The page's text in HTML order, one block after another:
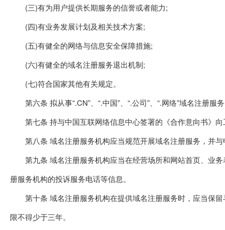
(三)有为用户提供长期服务的信誉或者能力;
(四)有业务发展计划及相关技术方案;
(五)有健全的网络与信息安全保障措施;
(六)有健全的域名注册服务退出机制;
(七)符合国家其他有关规定。
第六条 拟从事“.CN”、“.中国”、“.公司”、“.网络”域名注册
第七条 持与中国互联网络信息中心签署的《合作意向书》向
第八条 域名注册服务机构应当规范开展域名注册服务，并与
第九条 域名注册服务机构应当在经营场所和网站首页、业务
册服务机构的投诉服务电话等信息。
第十条 域名注册服务机构在提供域名注册服务时，应当保留
限不得少于三年。